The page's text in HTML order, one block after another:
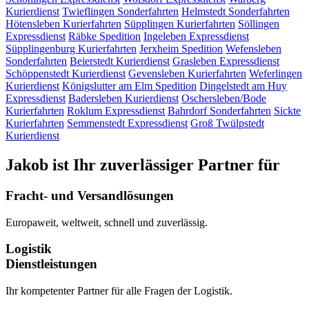
Kurierdienst Twieflingen Sonderfahrten Helmstedt Sonderfahrten
Hötensleben Kurierfahrten Süpplingen Kurierfahrten Söllingen
Expressdienst Räbke Spedition Ingeleben Expressdienst
Süpplingenburg Kurierfahrten Jerxheim Spedition Wefensleben
Sonderfahrten Beierstedt Kurierdienst Grasleben Expressdienst
Schöppenstedt Kurierdienst Gevensleben Kurierfahrten Weferlingen
Kurierdienst Königslutter am Elm Spedition Dingelstedt am Huy
Expressdienst Badersleben Kurierdienst Oschersleben/Bode
Kurierfahrten Roklum Expressdienst Bahrdorf Sonderfahrten Sickte
Kurierfahrten Semmenstedt Expressdienst Groß Twülpstedt
Kurierdienst
Jakob ist Ihr zuverlässiger Partner für
Fracht- und Versandlösungen
Europaweit, weltweit, schnell und zuverlässig.
Logistik
Dienstleistungen
Ihr kompetenter Partner für alle Fragen der Logistik.